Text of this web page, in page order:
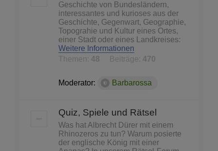
Geschichte von Bundesländern,
interessantes und kurioses aus der
Geschichte, Gegenwart, Geographie,
Topograhie und Kultur eines Ortes,
einer Stadt oder eines Landkreises:
Weitere Informationen
Themen: 48 Beiträge: 470
Moderator: Barbarossa
Quiz, Spiele und Rätsel
Was hat Albrecht Dürer mit einem
Rhinozeros zu tun? Warum posierte
der englische König mit einer